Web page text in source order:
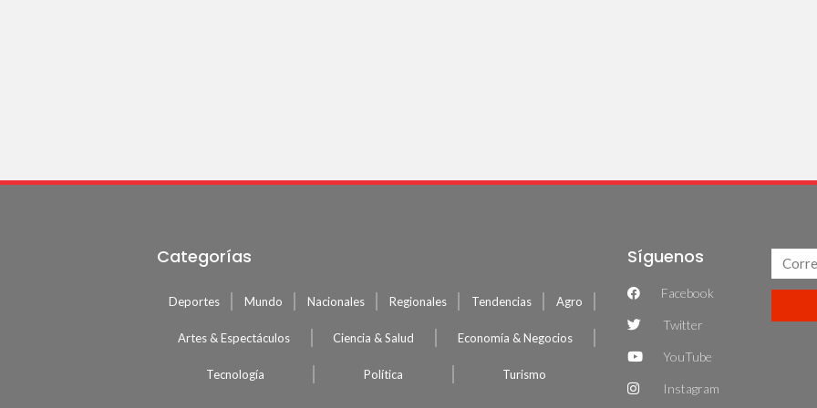
Categorías
Deportes Mundo Nacionales Regionales Tendencias Agro
Artes & Espectáculos Ciencia & Salud Economía & Negocios
Tecnología Política Turismo
Síguenos
Facebook
Twitter
YouTube
Instagram